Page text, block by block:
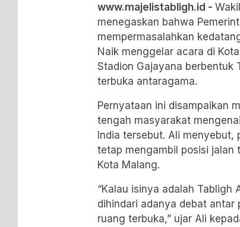
www.majelistabligh.id -
menegaskan bahwa
mempermasalahkan
Naik menggelar acara di
Stadion Gajayana berbentuk
terbuka antaragama.
Pernyataan ini disampaikan
tengah masyarakat
India tersebut. Ali menyebut,
tetap mengambil posisi jalan
Kota Malang.
“Kalau isinya adalah Tabligh
dihindari adanya debat antar
ruang terbuka,” ujar Ali